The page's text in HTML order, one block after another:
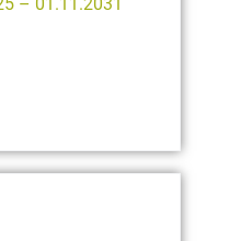
– 01.11.2031